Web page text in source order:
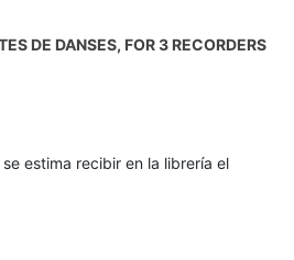
DE DANSES, FOR 3 RECORDERS
estima recibir en la librería el